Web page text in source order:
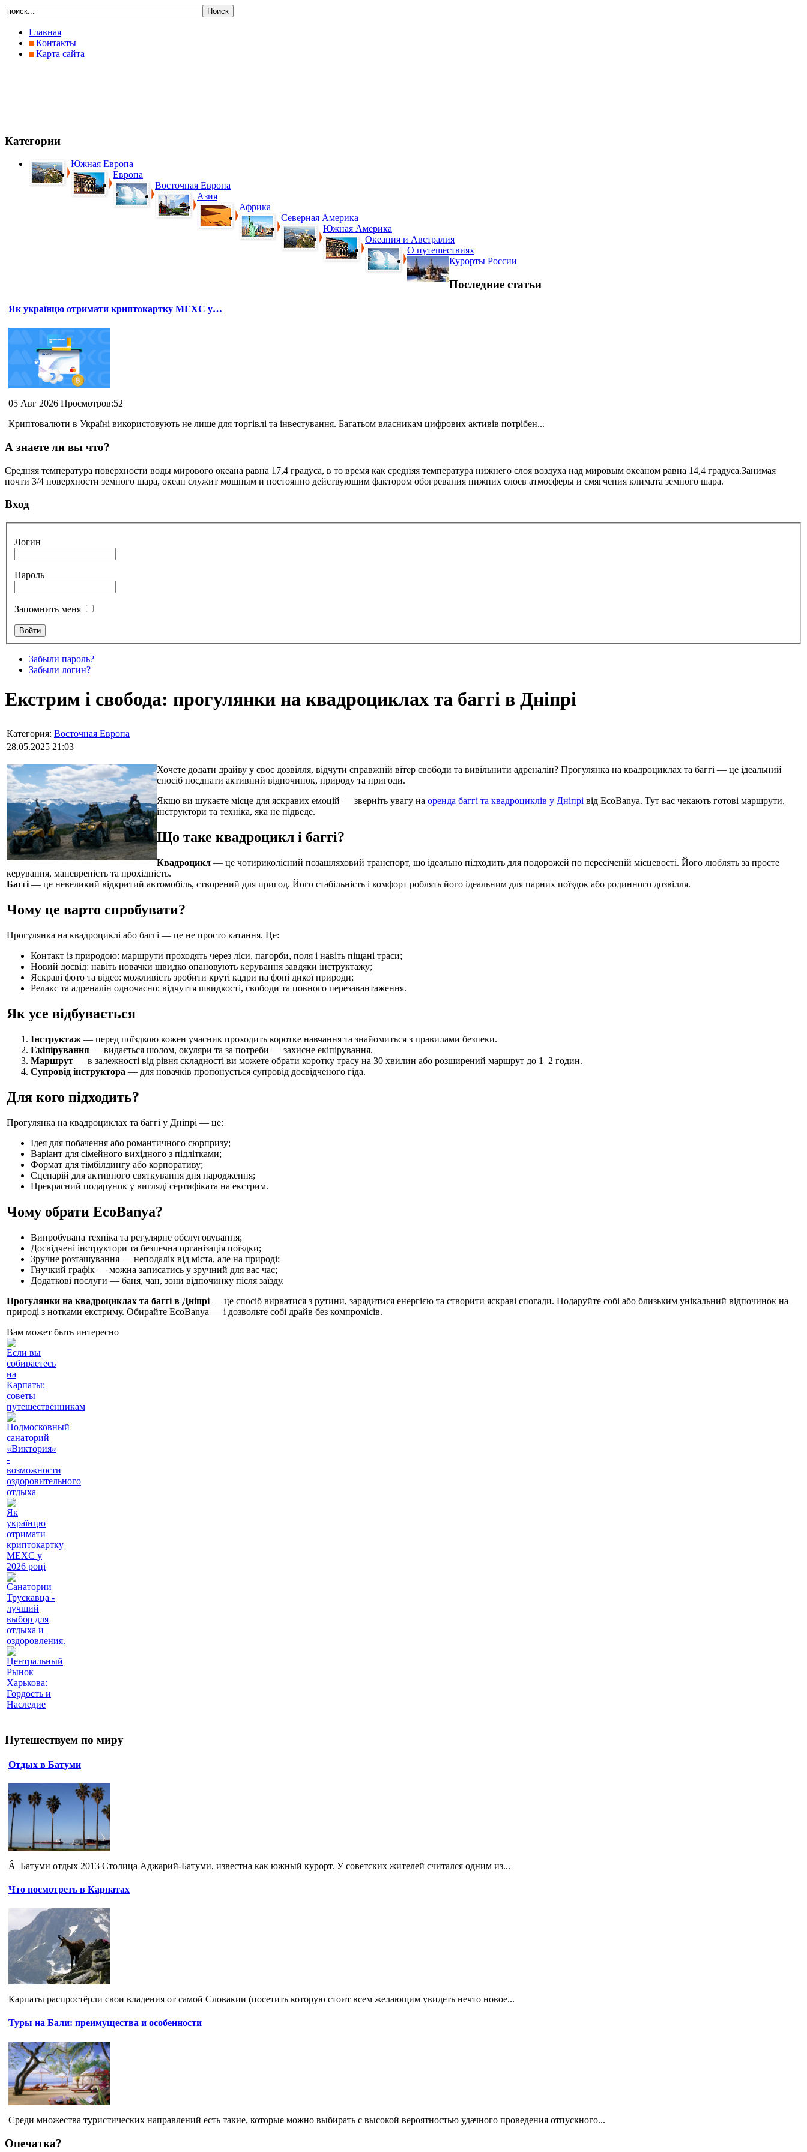
Главная
Контакты
Карта сайта
Категории
Южная Европа
Европа
Восточная Европа
Азия
Африка
Северная Америка
Южная Америка
Океания и Австралия
О путешествиях
Курорты России
Последние статьи
Як українцю отримати криптокартку MEXC у…
05 Авг 2026 Просмотров:52
Криптовалюти в Україні використовують не лише для торгівлі та інвестування. Багатьом власникам цифрових активів потрібен...
А знаете ли вы что?
Средняя температура поверхности воды мирового океана равна 17,4 градуса, в то время как средняя температура нижнего слоя воздуха над мировым океаном равна 14,4 градуса.Занимая
почти 3/4 поверхности земного шара, океан служит мощным и постоянно действующим фактором обогревания нижних слоев атмосферы и смягчения климата земного шара.
Вход
Логин
Пароль
Запомнить меня
Забыли пароль?
Забыли логин?
Екстрим і свобода: прогулянки на квадроциклах та баггі в Дніпрі
Категория: Восточная Европа
28.05.2025 21:03
Хочете додати драйву у своє дозвілля, відчути справжній вітер свободи та вивільнити адреналін? Прогулянка на квадроциклах та баггі — це ідеальний
спосіб поєднати активний відпочинок, природу та пригоди.
Якщо ви шукаєте місце для яскравих емоцій — зверніть увагу на оренда баггі та квадроциклів у Дніпрі від EcoBanya. Тут вас чекають готові маршрути,
інструктори та техніка, яка не підведе.
Що таке квадроцикл і баггі?
Квадроцикл — це чотириколісний позашляховий транспорт, що ідеально підходить для подорожей по пересіченій місцевості. Його люблять за просте
керування, маневреність та прохідність.
Баггі — це невеликий відкритий автомобіль, створений для пригод. Його стабільність і комфорт роблять його ідеальним для парних поїздок або родинного дозвілля.
Чому це варто спробувати?
Прогулянка на квадроциклі або баггі — це не просто катання. Це:
Контакт із природою: маршрути проходять через ліси, пагорби, поля і навіть піщані траси;
Новий досвід: навіть новачки швидко опановують керування завдяки інструктажу;
Яскраві фото та відео: можливість зробити круті кадри на фоні дикої природи;
Релакс та адреналін одночасно: відчуття швидкості, свободи та повного перезавантаження.
Як усе відбувається
Інструктаж — перед поїздкою кожен учасник проходить коротке навчання та знайомиться з правилами безпеки.
Екіпірування — видається шолом, окуляри та за потреби — захисне екіпірування.
Маршрут — в залежності від рівня складності ви можете обрати коротку трасу на 30 хвилин або розширений маршрут до 1–2 годин.
Супровід інструктора — для новачків пропонується супровід досвідченого гіда.
Для кого підходить?
Прогулянка на квадроциклах та баггі у Дніпрі — це:
Ідея для побачення або романтичного сюрпризу;
Варіант для сімейного вихідного з підлітками;
Формат для тімбілдингу або корпоративу;
Сценарій для активного святкування дня народження;
Прекрасний подарунок у вигляді сертифіката на екстрим.
Чому обрати EcoBanya?
Випробувана техніка та регулярне обслуговування;
Досвідчені інструктори та безпечна організація поїздки;
Зручне розташування — неподалік від міста, але на природі;
Гнучкий графік — можна записатись у зручний для вас час;
Додаткові послуги — баня, чан, зони відпочинку після заїзду.
Прогулянки на квадроциклах та баггі в Дніпрі — це спосіб вирватися з рутини, зарядитися енергією та створити яскраві спогади. Подаруйте собі або близьким унікальний відпочинок на
природі з нотками екстриму. Обирайте EcoBanya — і дозвольте собі драйв без компромісів.
Вам может быть интересно
Если вы
собираетесь
на
Карпаты:
советы
путешественникам
Подмосковный
санаторий
«Виктория»
-
возможности
оздоровительного
отдыха
Як
українцю
отримати
криптокартку
MEXC у
2026 році
Cанатории
Трускавца -
лучший
выбор для
отдыха и
оздоровления.
Центральный
Рынок
Харькова:
Гордость и
Наследие
Путешествуем по миру
Отдых в Батуми
Â Батуми отдых 2013 Столица Аджарий-Батуми, известна как южный курорт. У советских жителей считался одним из...
Что посмотреть в Карпатах
Карпаты распростёрли свои владения от самой Словакии (посетить которую стоит всем желающим увидеть нечто новое...
Туры на Бали: преимущества и особенности
Среди множества туристических направлений есть такие, которые можно выбирать с высокой вероятностью удачного проведения отпускного...
Опечатка?